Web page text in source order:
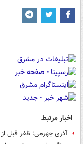
اخبار مرتبط
آذری جهرمی: ظفر قبل